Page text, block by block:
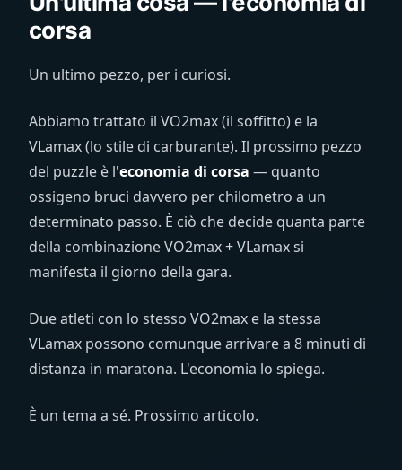
corsa
Un ultimo pezzo, per i curiosi.
Abbiamo trattato il VO2max (il soffitto) e la
VLamax (lo stile di carburante). Il prossimo pezzo
del puzzle è l'economia di corsa — quanto
ossigeno bruci davvero per chilometro a un
determinato passo. È ciò che decide quanta parte
della combinazione VO2max + VLamax si
manifesta il giorno della gara.
Due atleti con lo stesso VO2max e la stessa
VLamax possono comunque arrivare a 8 minuti di
distanza in maratona. L'economia lo spiega.
È un tema a sé. Prossimo articolo.